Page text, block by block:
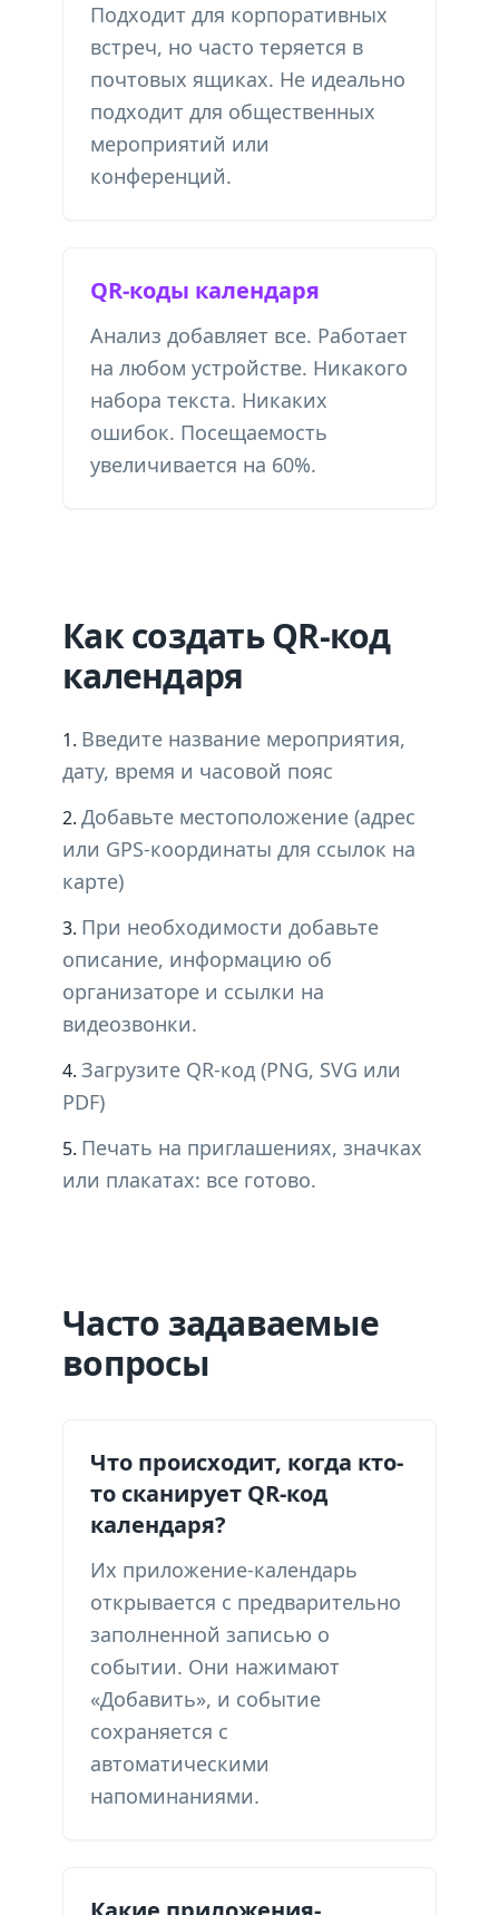
Подходит для корпоративных
встреч, но часто теряется в
почтовых ящиках. Не идеально
подходит для общественных
мероприятий или
конференций.
QR-коды календаря
Анализ добавляет все. Работает
на любом устройстве. Никакого
набора текста. Никаких
ошибок. Посещаемость
увеличивается на 60%.
Как создать QR-код
календаря
Введите название мероприятия,
дату, время и часовой пояс
Добавьте местоположение (адрес
или GPS-координаты для ссылок на
карте)
При необходимости добавьте
описание, информацию об
организаторе и ссылки на
видеозвонки.
Загрузите QR-код (PNG, SVG или
PDF)
Печать на приглашениях, значках
или плакатах: все готово.
Часто задаваемые
вопросы
Что происходит, когда кто-
то сканирует QR-код
календаря?
Их приложение-календарь
открывается с предварительно
заполненной записью о
событии. Они нажимают
«Добавить», и событие
сохраняется с
автоматическими
напоминаниями.